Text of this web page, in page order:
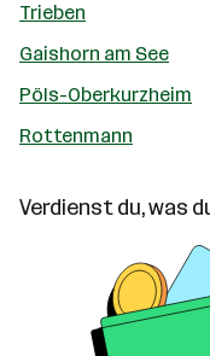
Trieben
Gaishorn am See
Pöls-Oberkurzheim
Rottenmann
Verdienst du, was